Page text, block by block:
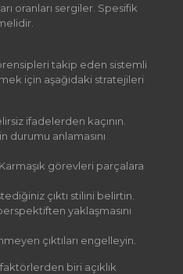
oranları sergiler. Spesifik
takip eden sistemli
için aşağıdaki stratejileri
ifadelerden kaçının.
durumu anlamasını
görevleri parçalara
çıktı stilini belirtin.
yaklaşmasını
çıktıları engelleyin.
biri açıklık